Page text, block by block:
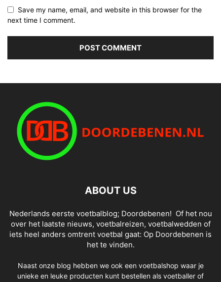
Save my name, email, and website in this browser for the
next time I comment.
ABOUT US
Nederlands eerste voetbalblog; Doordebenen! Of het nou
over het laatste nieuws, voetbalreizen, voetbalwedden of
iets heel anders omtrent voetbal gaat: Op Doordebenen is
het te vinden.
Naast onze blog hebben we ook een voetbalshop waar je
unieke en leuke producten kunt bestellen als voetballer of